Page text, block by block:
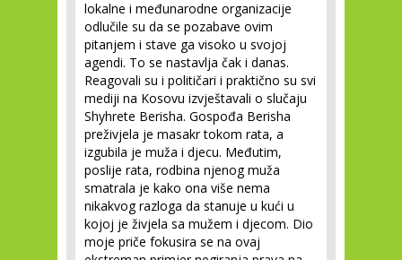
lokalne i međunarodne organizacije
odlučile su da se pozabave ovim
pitanjem i stave ga visoko u svojoj
agendi. To se nastavlja čak i danas.
Reagovali su i političari i praktično su svi
mediji na Kosovu izvještavali o slučaju
Shyhrete Berisha. Gospođa Berisha
preživjela je masakr tokom rata, a
izgubila je muža i djecu. Međutim,
poslije rata, rodbina njenog muža
smatrala je kako ona više nema
nikakvog razloga da stanuje u kući u
kojoj je živjela sa mužem i djecom. Dio
moje priče fokusira se na ovaj